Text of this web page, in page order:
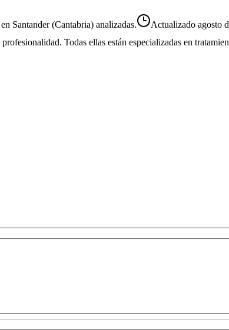
Santander (Cantabria) analizadas. Actualizado agosto
Todas ellas están especializadas en